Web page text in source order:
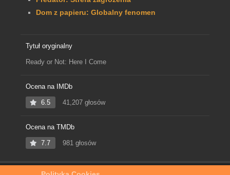
Dom z papieru: Globalny fenomen
Tytuł oryginalny
Ready or Not: Here I Come
Ocena na IMDb
6.5 41,207 głosów
Ocena na TMDb
7.7 981 głosów